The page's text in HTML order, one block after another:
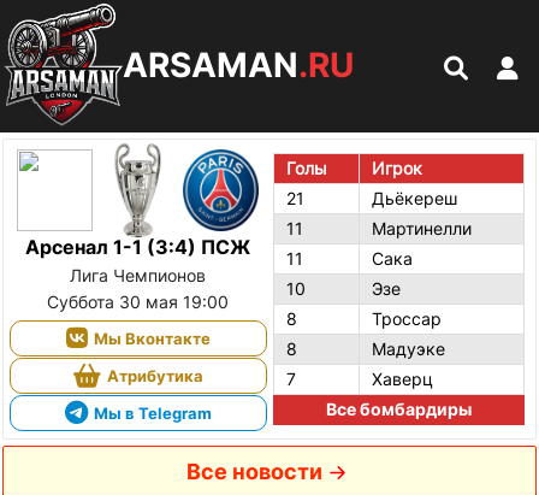
ARSAMAN.RU
Арсенал 1-1 (3:4) ПСЖ
Лига Чемпионов
Суббота 30 мая 19:00
Мы Вконтакте
Атрибутика
Мы в Telegram
Голы
Игрок
21
Дьёкереш
11
Мартинелли
11
Сака
10
Эзе
8
Троссар
8
Мадуэке
7
Хаверц
Все бомбардиры
Все новости